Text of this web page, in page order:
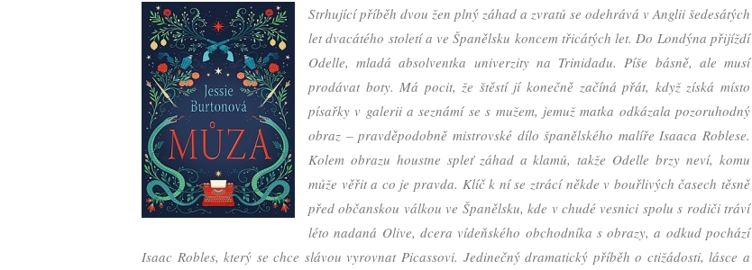
Strhující příběh dvou žen plný záhad a zvratů se odehrává v Anglii šedesátých
let dvacátého století a ve Španělsku koncem třicátých let. Do Londýna přijíždí
Odelle, mladá absolventka univerzity na Trinidadu. Píše básně, ale musí
prodávat boty. Má pocit, že štěstí jí konečně začíná přát, když získá místo
písařky v galerii a seznámí se s mužem, jemuž matka odkázala pozoruhodný
obraz – pravděpodobně mistrovské dílo španělského malíře Isaaca Roblese.
Kolem obrazu houstne spleť záhad a klamů, takže Odelle brzy neví, komu
může věřit a co je pravda. Klíč k ní se ztrácí někde v bouřlivých časech těsně
před občanskou válkou ve Španělsku, kde v chudé vesnici spolu s rodiči tráví
léto nadaná Olive, dcera vídeňského obchodníka s obrazy, a odkud pochází
Isaac Robles, který se chce slávou vyrovnat Picassovi. Jedinečný dramatický příběh o ctižádosti, lásce a